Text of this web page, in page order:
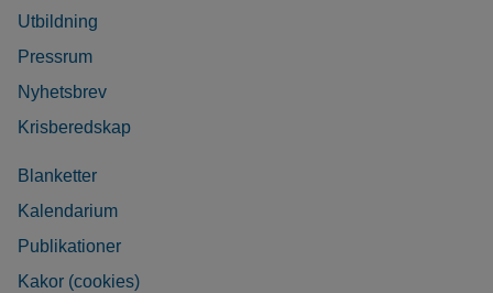
Utbildning
Pressrum
Nyhetsbrev
Krisberedskap
Blanketter
Kalendarium
Publikationer
Kakor (cookies)